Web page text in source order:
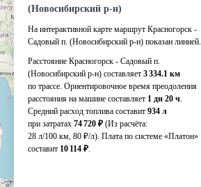
(Новосибирский р-н)
На интерактивной карте маршрут Красногорск -
Садовый п. (Новосибирский р-н) показан линией.
Расстояние Красногорск - Садовый п.
(Новосибирский р-н) составляет 3 334.1 км
по трассе. Ориентировочное время преодоления
расстояния на машине составляет 1 дн 20 ч.
Средний расход топлива составит 934 л
при затратах 74 720 ₽ (Из расчёта:
28 л/100 км, 80 ₽/л). Плата по системе «Платон»
составит 10 114 ₽.